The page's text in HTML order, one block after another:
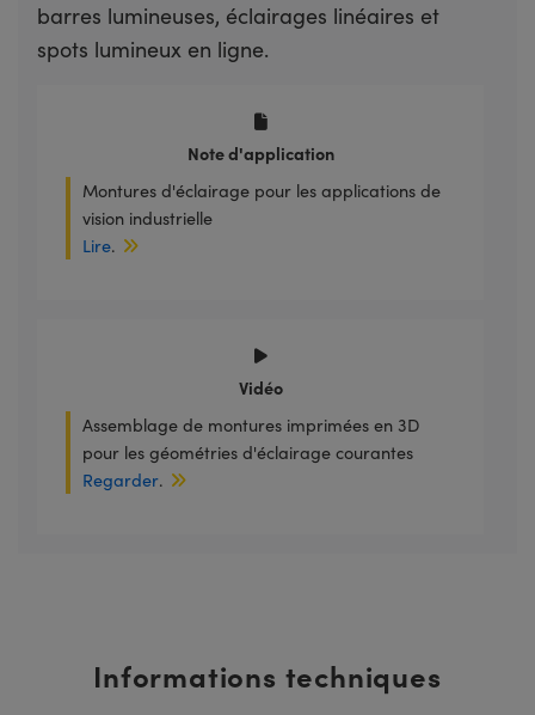
barres lumineuses, éclairages linéaires et
spots lumineux en ligne.
Note d'application
Montures d'éclairage pour les applications de
vision industrielle
Lire.
Vidéo
Assemblage de montures imprimées en 3D
pour les géométries d'éclairage courantes
Regarder.
Informations techniques